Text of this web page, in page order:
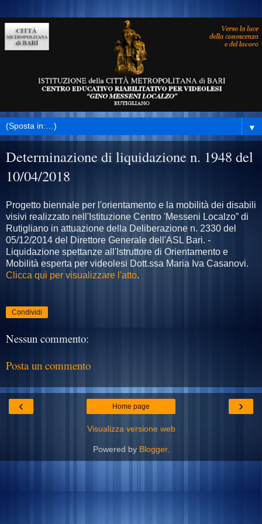
▼
Determinazione di liquidazione n. 1948 del
10/04/2018
Progetto biennale per l'orientamento e la mobilità dei disabili
visivi realizzato nell'Istituzione Centro 'Messeni Localzo” di
Rutigliano in attuazione della Deliberazione n. 2330 del
05/12/2014 del Direttore Generale dell'ASL Bari. -
Liquidazione spettanze all'Istruttore di Orientamento e
Mobilità esperta per videolesi Dott.ssa Maria Iva Casanovi.
Clicca qui per visualizzare l'atto.
Condividi
Nessun commento:
Posta un commento
‹ ›
Home page
Visualizza versione web
Powered by Blogger.